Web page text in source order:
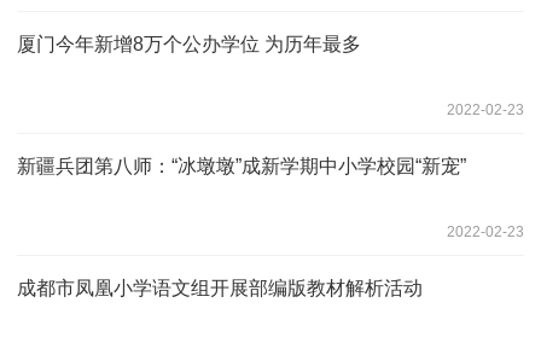
厦门今年新增8万个公办学位 为历年最多
2022-02-23
新疆兵团第八师：“冰墩墩”成新学期中小学校园“新宠”
2022-02-23
成都市凤凰小学语文组开展部编版教材解析活动